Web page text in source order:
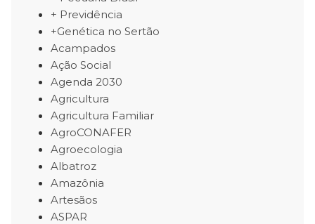
+ Previdência
+Genética no Sertão
Acampados
Ação Social
Agenda 2030
Agricultura
Agricultura Familiar
AgroCONAFER
Agroecologia
Albatroz
Amazônia
Artesãos
ASPAR